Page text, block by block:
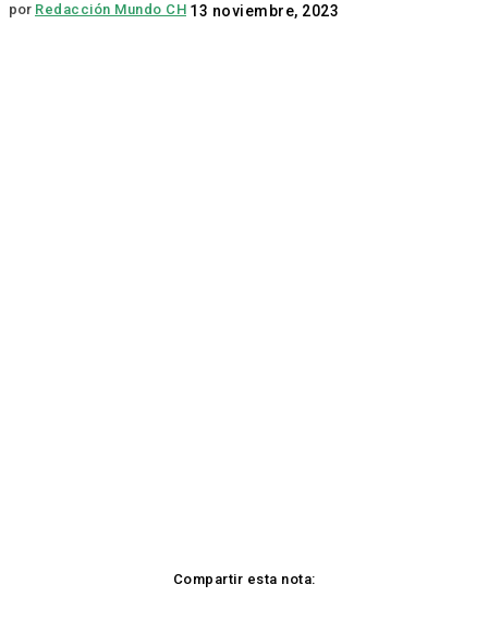
por Redacción Mundo CH 13 noviembre, 2023
Compartir esta nota: